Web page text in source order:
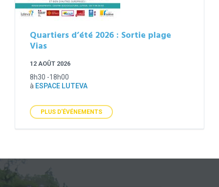
Quartiers d’été 2026 : Sortie plage
Vias
12 AOÛT 2026
8h30 -18h00
à ESPACE LUTEVA
PLUS D'ÉVÉNEMENTS